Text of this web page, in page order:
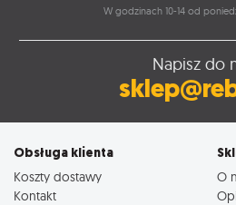
W godzinach 10-14 od
Napisz do
Obsługa klienta
Koszty dostawy
Kontakt
O